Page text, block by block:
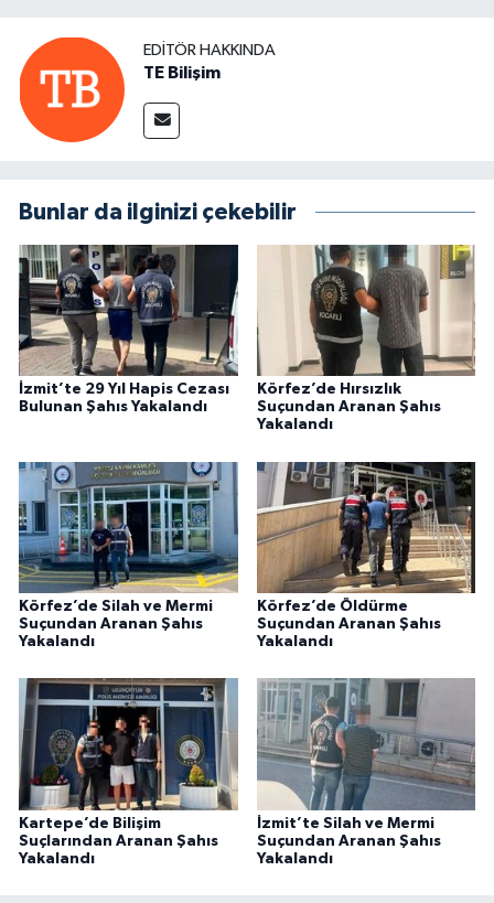
EDITÖR HAKKINDA
TE Bilişim
Bunlar da ilginizi çekebilir
İzmit’te 29 Yıl Hapis Cezası
Bulunan Şahıs Yakalandı
Körfez’de Hırsızlık
Suçundan Aranan Şahıs
Yakalandı
Körfez’de Silah ve Mermi
Suçundan Aranan Şahıs
Yakalandı
Körfez’de Öldürme
Suçundan Aranan Şahıs
Yakalandı
Kartepe’de Bilişim
Suçlarından Aranan Şahıs
Yakalandı
İzmit’te Silah ve Mermi
Suçundan Aranan Şahıs
Yakalandı